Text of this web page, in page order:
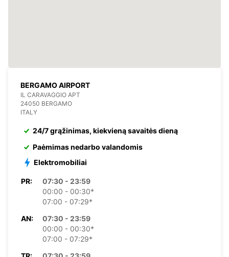
BERGAMO AIRPORT
IL CARAVAGGIO APT
24050 BERGAMO
ITALY
24/7 grąžinimas, kiekvieną savaitės dieną
Paėmimas nedarbo valandomis
Elektromobiliai
PR:
07:30 - 23:59
00:00 - 00:30*
07:00 - 07:29*
AN:
07:30 - 23:59
00:00 - 00:30*
07:00 - 07:29*